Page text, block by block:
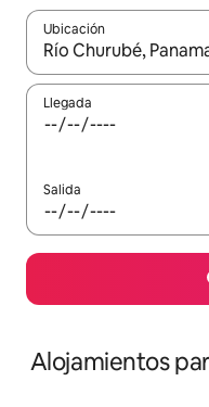
Ubicación
Cuando los resultados
Llegada
Salida
Alojamientos